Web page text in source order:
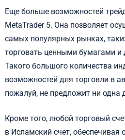
Еще больше возможностей
MetaTrader 5. Она позволяет
самых популярных рынках,
торговать ценными бумагами и
Такого большого количества
возможностей для торговли в
пожалуй, не предложит ни одна
Кроме того, любой торговый
в Исламский счет, обеспечивая